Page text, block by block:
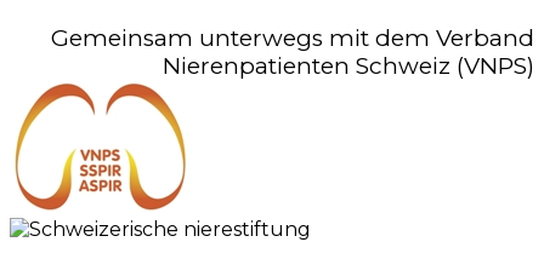
Gemeinsam unterwegs mit dem Verband
Nierenpatienten Schweiz (VNPS)